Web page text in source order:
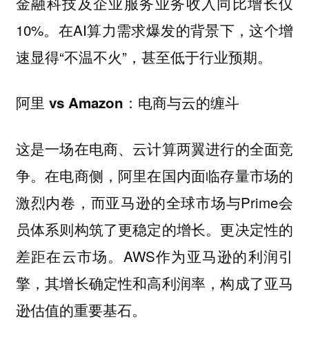
10%。在AI算力需求爆发的背景下，这个增
速显得“不温不火”，甚至低于行业预期。
阿里 vs Amazon：电商与云的缠斗
这是一场在电商、云计算两翼进行的全面竞
争。在电商侧，阿里在国内面临存量市场的
激烈内卷，而亚马逊的全球市场与Prime会
员体系则构筑了更稳定的增长。更决定性的
差距在云市场。AWS作为亚马逊的利润引
擎，其增长确定性和高利润率，构成了亚马
逊估值的重要基石。